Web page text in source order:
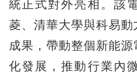
統正式對外亮相。該
菱、清華大學與科易
成果，帶動整個新能
化發展，推動行業內